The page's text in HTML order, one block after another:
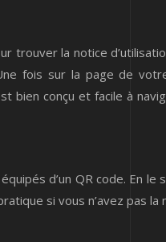
trouver la notice
fois sur la page de
bien conçu et facile à
d’un QR code. En
si vous n’avez pas la